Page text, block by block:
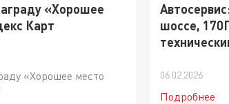
«Хорошее
Карт
«Хорошее место
шоссе,
06.02.2026
Подробнее